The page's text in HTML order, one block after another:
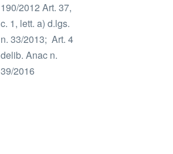
190/2012 Art. 37,
c. 1, lett. a) d.lgs.
n. 33/2013; Art. 4
delib. Anac n.
39/2016